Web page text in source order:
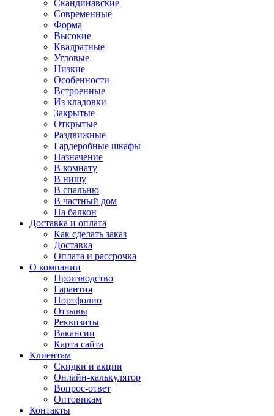
Скандинавские
Современные
Форма
Высокие
Квадратные
Угловые
Низкие
Особенности
Встроенные
Из кладовки
Закрытые
Открытые
Раздвижные
Гардеробные шкафы
Назначение
В комнату
В нишу
В спальню
В частный дом
На балкон
Доставка и оплата
Как сделать заказ
Доставка
Оплата и рассрочка
О компании
Производство
Гарантия
Портфолио
Отзывы
Реквизиты
Вакансии
Карта сайта
Клиентам
Скидки и акции
Онлайн-калькулятор
Вопрос-ответ
Оптовикам
Контакты